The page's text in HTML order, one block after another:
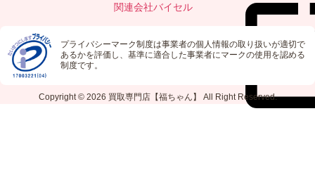
関連会社バイセル
プライバシーマーク制度は事業者の個人情報の取り扱いが適切で
あるかを評価し、基準に適合した事業者にマークの使用を認める
制度です。
Copyright © 2026 買取専門店【福ちゃん】 All Right Reserved.